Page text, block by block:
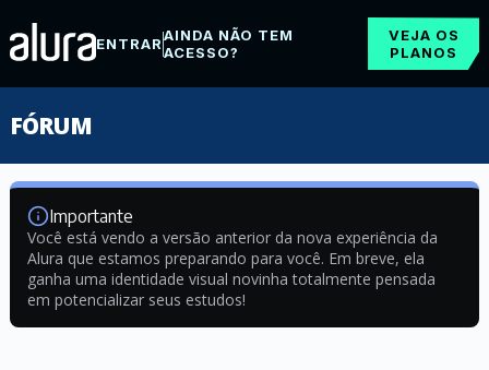
ENTRARAINDA NÃO TEM
ACESSO?
VEJA OS
PLANOS
FÓRUM
Importante
Você está vendo a versão anterior da nova experiência da
Alura que estamos preparando para você. Em breve, ela
ganha uma identidade visual novinha totalmente pensada
em potencializar seus estudos!